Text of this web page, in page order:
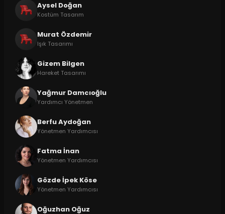
Aysel Doğan
Kostüm Tasarım
Murat Özdemir
Işık Tasarımı
Gizem Bilgen
Hareket Tasarımı
Yağmur Damcıoğlu
Yardımcı Yönetmen
Berfu Aydoğan
Yönetmen Yardımcısı
Fatma İnan
Yönetmen Yardımcısı
Gözde İpek Köse
Yönetmen Yardımcısı
Oğuzhan Oğuz